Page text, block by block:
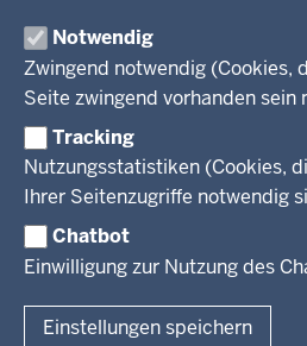
Notwendig
Zwingend notwendig (Cookies,
Seite zwingend vorhanden sein
Tracking
Nutzungsstatistiken (Cookies,
Ihrer Seitenzugriffe notwendig
Chatbot
Einwilligung zur Nutzung des
Einstellungen speichern
TIM-online
Webdienste
Leitbild
Personalvertretung
Regierungsbezirk
Reisekostenstelle
Veranstaltungen
Stellenangebote
Stellenangebote Schule
Praktikum
Referendariate
Bewerbung
Vormerkstelle NRW
PRESSE
Mediathek
Newsletter
Pressekontakt
Pressemitteilungen
Publikationen
VERFAHREN UND
Bekanntmachungen
Legionellen
Luftreinhaltepläne
Verfahrensübersichten
Überwachung umweltrelevanter
Facebook
Instagram
LinkedIn
© 2026 Bezirksregierung Köln
Organisationsplan
Lizenzbedingungen
Dokumente und Ressourcen
Kontakt